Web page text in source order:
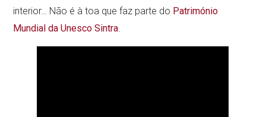
interior… Não é à toa que faz parte do Património
Mundial da Unesco Sintra.